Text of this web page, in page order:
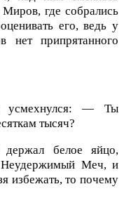
где собрались
его, ведь у
припрятанного
усмехнулся: — Ты
тысяч?
белое яйцо,
Неудержимый Меч, и
избежать, то почему